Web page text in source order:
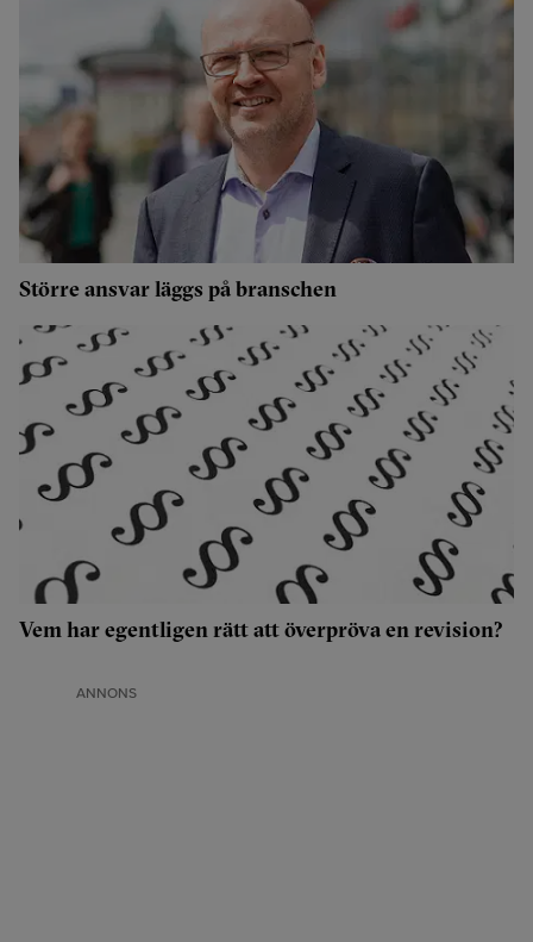
Större ansvar läggs på branschen
Vem har egentligen rätt att överpröva en revision?
ANNONS